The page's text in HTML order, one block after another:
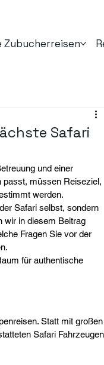
Zubucherreisen
Safari
und einer
passt, müssen Reiseziel,
werden.
Safari selbst, sondern
wir in diesem Beitrag
Fragen Sie vor der
für authentische
Statt mit großen
Safari